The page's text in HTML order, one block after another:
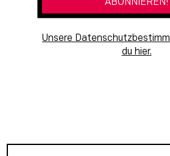
Unsere
du hier.